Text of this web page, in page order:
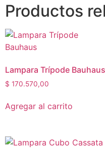
Productos
Lampara Trípode Bauhaus
$ 170.570,00
Agregar al carrito